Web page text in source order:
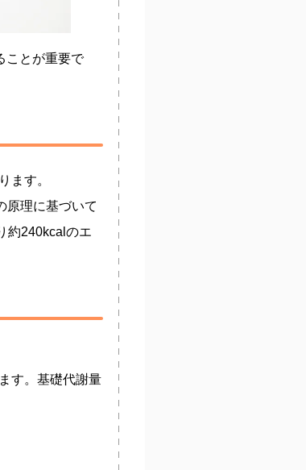
ことが重要で
ます。
原理に基づいて
約240kcalのエ
す。基礎代謝量